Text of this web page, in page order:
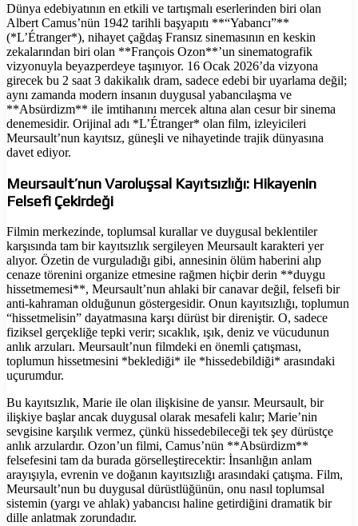
Dünya edebiyatının en etkili ve tartışmalı eserlerinden biri olan
Albert Camus’nün 1942 tarihli başyapıtı **“Yabancı”**
(*L’Étranger*), nihayet çağdaş Fransız sinemasının en keskin
zekalarından biri olan **François Ozon**’un sinematografik
vizyonuyla beyazperdeye taşınıyor. 16 Ocak 2026’da vizyona
girecek bu 2 saat 3 dakikalık dram, sadece edebi bir uyarlama değil;
aynı zamanda modern insanın duygusal yabancılaşma ve
**Absürdizm** ile imtihanını mercek altına alan cesur bir sinema
denemesidir. Orijinal adı *L’Étranger* olan film, izleyicileri
Meursault’nun kayıtsız, güneşli ve nihayetinde trajik dünyasına
davet ediyor.
Meursault’nun Varoluşsal Kayıtsızlığı: Hikayenin
Felsefi Çekirdeği
Filmin merkezinde, toplumsal kurallar ve duygusal beklentiler
karşısında tam bir kayıtsızlık sergileyen Meursault karakteri yer
alıyor. Özetin de vurguladığı gibi, annesinin ölüm haberini alıp
cenaze törenini organize etmesine rağmen hiçbir derin **duygu
hissetmemesi**, Meursault’nun ahlaki bir canavar değil, felsefi bir
anti-kahraman olduğunun göstergesidir. Onun kayıtsızlığı, toplumun
“hissetmelisin” dayatmasına karşı dürüst bir direniştir. O, sadece
fiziksel gerçekliğe tepki verir; sıcaklık, ışık, deniz ve vücudunun
anlık arzuları. Meursault’nun filmdeki en önemli çatışması,
toplumun hissetmesini *beklediği* ile *hissedebildiği* arasındaki
uçurumdur.
Bu kayıtsızlık, Marie ile olan ilişkisine de yansır. Meursault, bir
ilişkiye başlar ancak duygusal olarak mesafeli kalır; Marie’nin
sevgisine karşılık vermez, çünkü hissedebileceği tek şey dürüstçe
anlık arzulardır. Ozon’un filmi, Camus’nün **Absürdizm**
felsefesini tam da burada görselleştirecektir: İnsanlığın anlam
arayışıyla, evrenin ve doğanın kayıtsızlığı arasındaki çatışma. Film,
Meursault’nun bu duygusal dürüstlüğünün, onu nasıl toplumsal
sistemin (yargı ve ahlak) yabancısı haline getirdiğini dramatik bir
dille anlatmak zorundadır.